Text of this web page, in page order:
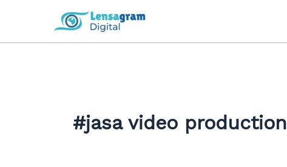
#jasa video production